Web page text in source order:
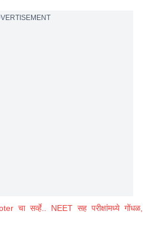
चा सर्व्हे.. NEET सह परीक्षांमध्ये गोंधळ,